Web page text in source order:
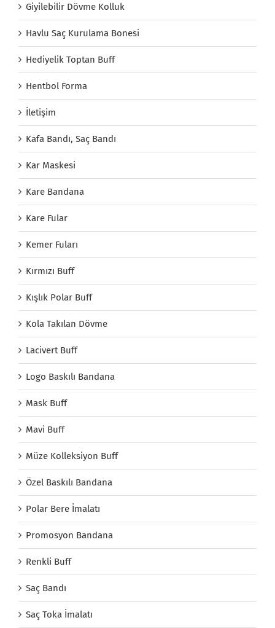
Giyilebilir Dövme Kolluk
Havlu Saç Kurulama Bonesi
Hediyelik Toptan Buff
Hentbol Forma
İletişim
Kafa Bandı, Saç Bandı
Kar Maskesi
Kare Bandana
Kare Fular
Kemer Fuları
Kırmızı Buff
Kışlık Polar Buff
Kola Takılan Dövme
Lacivert Buff
Logo Baskılı Bandana
Mask Buff
Mavi Buff
Müze Kolleksiyon Buff
Özel Baskılı Bandana
Polar Bere İmalatı
Promosyon Bandana
Renkli Buff
Saç Bandı
Saç Toka İmalatı